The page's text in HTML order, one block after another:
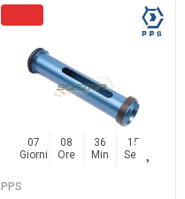
07
Giorni
08
Ore
36
Min
14
Sec
PPS